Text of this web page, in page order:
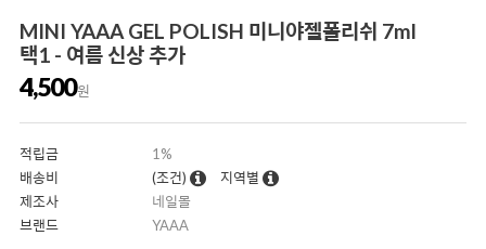
MINI YAAA GEL POLISH 미니야젤폴리쉬 7ml
택1 - 여름 신상 추가
4,500원
적립금
1%
배송비
(조건)
지역별
제조사
네일몰
브랜드
YAAA